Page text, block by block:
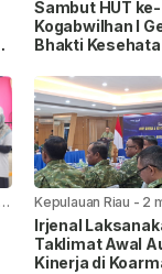
Sambut HUT ke-
Kogabwilhan I
Bhakti
Tanjungpinang
Kepulauan Riau - 2
yang lalu
Irjenal
Taklimat Awal
Kinerja di